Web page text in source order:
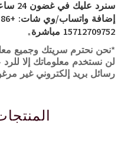
سنرد
15712709752 مباشرة.
*نحن نحترم سريتك وجميع
لن نستخدم معلوماتك إلا
رسائل بريد إلكتروني غير